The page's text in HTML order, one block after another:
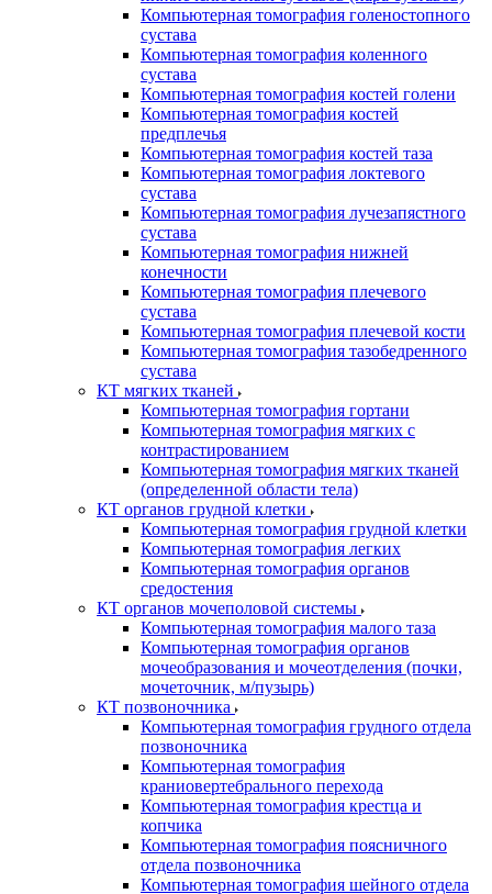
Компьютерная томография голеностопного
сустава
Компьютерная томография коленного
сустава
Компьютерная томография костей голени
Компьютерная томография костей
предплечья
Компьютерная томография костей таза
Компьютерная томография локтевого
сустава
Компьютерная томография лучезапястного
сустава
Компьютерная томография нижней
конечности
Компьютерная томография плечевого
сустава
Компьютерная томография плечевой кости
Компьютерная томография тазобедренного
сустава
КТ мягких тканей
Компьютерная томография гортани
Компьютерная томография мягких с
контрастированием
Компьютерная томография мягких тканей
(определенной области тела)
КТ органов грудной клетки
Компьютерная томография грудной клетки
Компьютерная томография легких
Компьютерная томография органов
средостения
КТ органов мочеполовой системы
Компьютерная томография малого таза
Компьютерная томография органов
мочеобразования и мочеотделения (почки,
мочеточник, м/пузырь)
КТ позвоночника
Компьютерная томография грудного отдела
позвоночника
Компьютерная томография
краниовертебрального перехода
Компьютерная томография крестца и
копчика
Компьютерная томография поясничного
отдела позвоночника
Компьютерная томография шейного отдела